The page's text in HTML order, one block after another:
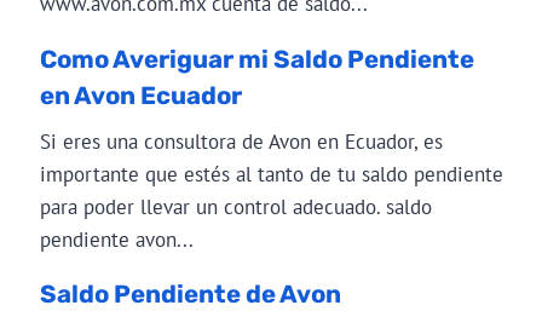
Como Averiguar mi Saldo Pendiente
en Avon Ecuador
Si eres una consultora de Avon en Ecuador, es
importante que estés al tanto de tu saldo pendiente
para poder llevar un control adecuado. saldo
pendiente avon...
Saldo Pendiente de Avon